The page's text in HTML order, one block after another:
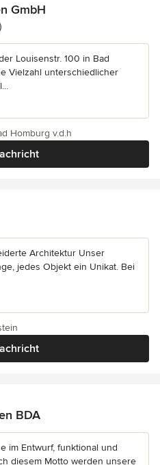
GmbH
von 5 Sternen
Louisenstr. 100 in Bad
Vielzahl unterschiedlicher
Homburg v.d.h
Architektur Unser
jedes Objekt ein Unikat. Bei
BDA
im Entwurf, funktional und
diesem Motto werden unsere